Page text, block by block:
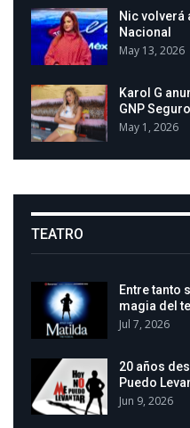
Nic volverá
Nacional
May 13, 2026
Karol G
GNP
May 1, 2026
TEATRO
Entre tanto
magia del
Jul 7, 2026
20 años
Puedo
Jun 9, 2026